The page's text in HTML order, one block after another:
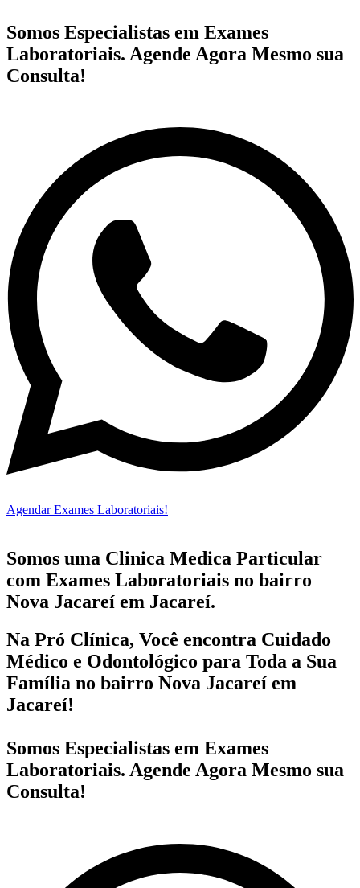
Somos Especialistas em Exames
Laboratoriais. Agende Agora Mesmo sua
Consulta!
Agendar Exames Laboratoriais!
Somos uma Clinica Medica Particular
com Exames Laboratoriais no bairro
Nova Jacareí em Jacareí.
Na Pró Clínica, Você encontra Cuidado
Médico e Odontológico para Toda a Sua
Família no bairro Nova Jacareí em
Jacareí!
Somos Especialistas em Exames
Laboratoriais. Agende Agora Mesmo sua
Consulta!